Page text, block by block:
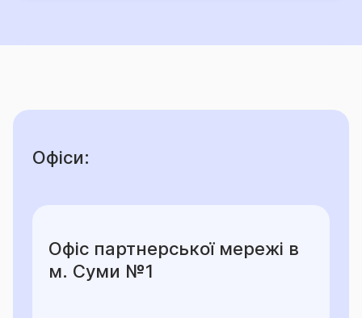
Офіси:
Офіс партнерської мережі в
м. Суми №1